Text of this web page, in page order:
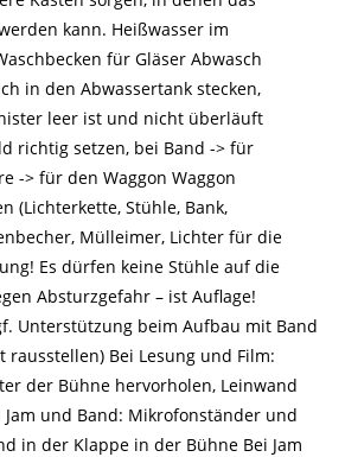
kann. Heißwasser im
für Gläser Abwasch
in den Abwassertank stecken,
leer ist und nicht überläuft
richtig setzen, bei Band -> für
-> für den Waggon Waggon
(Lichterkette, Stühle, Bank,
Mülleimer, Lichter für die
Es dürfen keine Stühle auf die
Absturzgefahr – ist Auflage!
Unterstützung beim Aufbau mit Band
rausstellen) Bei Lesung und Film:
der Bühne hervorholen, Leinwand
und Band: Mikrofonständer und
in der Klappe in der Bühne Bei Jam